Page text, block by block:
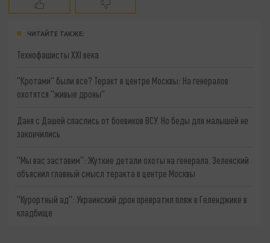
ЧИТАЙТЕ ТАКЖЕ:
Технофашисты XXI века
"Кротами" были все? Теракт в центре Москвы: На генералов
охотятся "живые дроны"
Даня с Дашей спаслись от боевиков ВСУ. Но беды для малышей не
закончились
"Мы вас заставим": Жуткие детали охоты на генерала. Зеленский
объяснил главный смысл теракта в центре Москвы
"Курортный ад": Украинский дрон превратил пляж в Геленджике в
кладбище